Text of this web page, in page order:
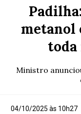
metanol
toda
Ministro
04/10/2025 às 10h27